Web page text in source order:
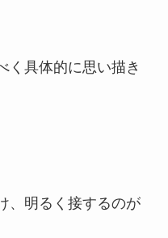
く具体的に思い描き
、明るく接するのが